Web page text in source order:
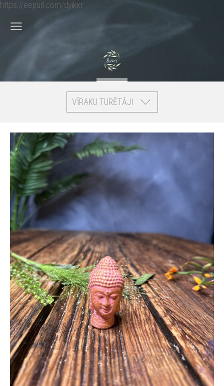
https://eepurl.com/dyikxr
VĪRAKU TURĒTĀJI